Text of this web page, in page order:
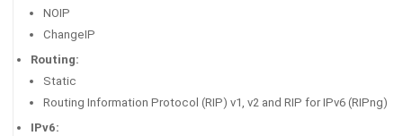
NOIP
ChangeIP
Routing:
Static
Routing Information Protocol (RIP) v1, v2 and RIP for IPv6 (RIPng)
IPv6: